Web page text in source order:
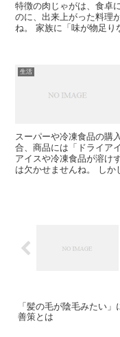
特徴の肉じゃがは、食卓
のに、出来上がった料理
ね。 家族に「味が物足り
生活
スーパーや冷凍食品の購
合、商品には「ドライア
アイスや冷凍食品が溶け
は欠かせませんね。 し
「髪の毛が陰毛みたい
善策とは